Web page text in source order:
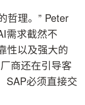
哲理。” Peter
需求截然不
性以及强大的
商还在引导客
SAP必须直接交